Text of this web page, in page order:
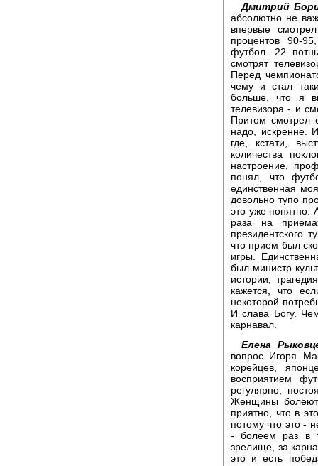
Дмитрий
абсолютно не
впервые
процентов 90-
футбол. 22
смотрят
Перед
чему и стал
больше, что я
телевизора - и
Притом смотрел
надо, искренне.
где, кстати,
количества
настроение,
понял, что
единственная
довольно тупо
это уже понятно.
раза на
президентского
что прием был
игры.
был министр
истории,
кажется, что
некоторой
И слава Богу.
карнавал.
Елена
вопрос Игоря
корейцев,
восприятием
регулярно,
Женщины
приятно, что в
потому что это -
- болеем раз в
зрелище, за
это и есть